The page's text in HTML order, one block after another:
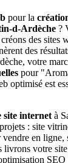
pour la
d-Ardèche ?
des sites
des
, votre
pour "
optimisé est
site internet à
: site
en ligne,
livrons votre